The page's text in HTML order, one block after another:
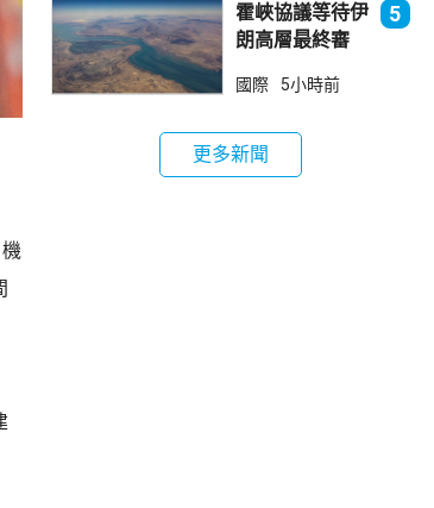
霍峽協議等待伊
朗高層最終審
航道後解除封鎖
5
國際 5小時前
更多新聞